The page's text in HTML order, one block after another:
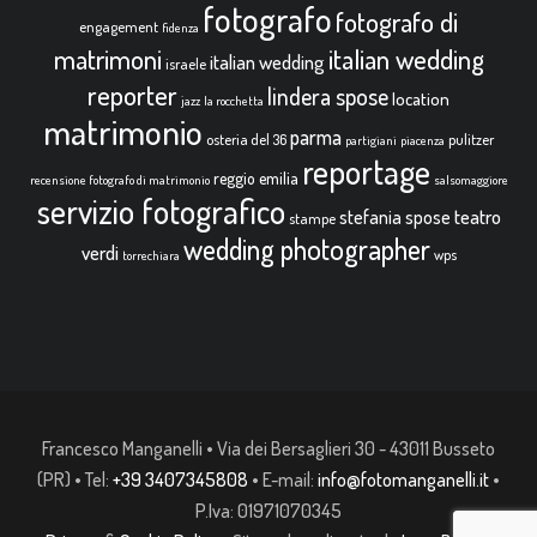
engagement fidenza fotografofotografo di
matrimoni israele italian wedding italian wedding
reporter jazz la rocchetta lindera sposelocation
matrimonio osteria del 36parma partigiani piacenza pulitzer
recensione fotografo di matrimonio reggio emilia reportage salsomaggiore
servizio fotografico stampe stefania spose teatro
verdi torrechiara wedding photographer wps
Francesco Manganelli • Via dei Bersaglieri 30 - 43011 Busseto
(PR) • Tel: +39 3407345808 • E-mail: info@fotomanganelli.it •
P.Iva: 01971070345